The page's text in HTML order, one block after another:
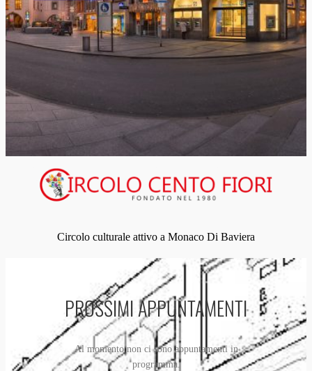
Circolo culturale attivo a Monaco Di Baviera
PROSSIMI APPUNTAMENTI
Al momento non ci sono appuntamenti in
programma.